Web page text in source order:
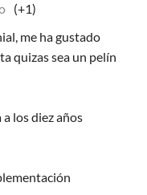
(+1)
me ha gustado
quizas sea un pelín
los diez años